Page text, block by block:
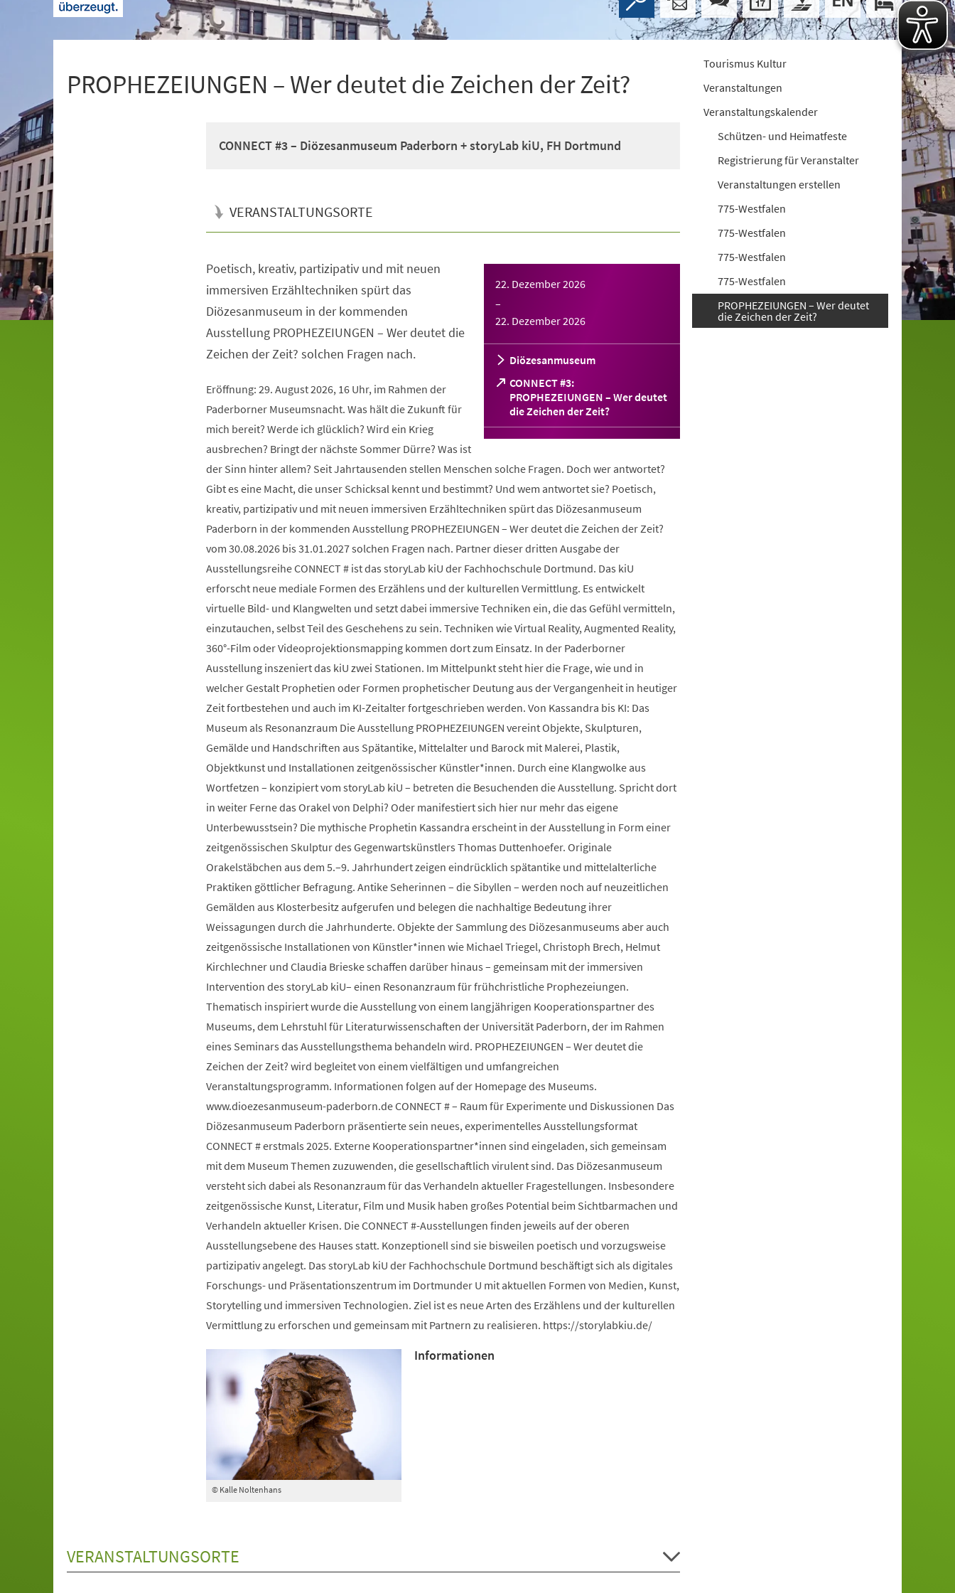
PROPHEZEIUNGEN – Wer deutet die Zeichen der Zeit?
CONNECT #3 – Diözesanmuseum Paderborn + storyLab kiU, FH Dortmund
VERANSTALTUNGSORTE
22. Dezember 2026
–
22. Dezember 2026
Diözesanmuseum
CONNECT #3:
PROPHEZEIUNGEN – Wer deutet
die Zeichen der Zeit?
(Öffnet
in
einem
Tab)
Poetisch, kreativ, partizipativ und mit neuen
immersiven Erzähltechniken spürt das
Diözesanmuseum in der kommenden
Ausstellung PROPHEZEIUNGEN – Wer deutet die
Zeichen der Zeit? solchen Fragen nach.
Eröffnung: 29. August 2026, 16 Uhr, im Rahmen der
Paderborner Museumsnacht. Was hält die Zukunft für
mich bereit? Werde ich glücklich? Wird ein Krieg
ausbrechen? Bringt der nächste Sommer Dürre? Was ist
der Sinn hinter allem? Seit Jahrtausenden stellen Menschen solche Fragen. Doch wer antwortet?
Gibt es eine Macht, die unser Schicksal kennt und bestimmt? Und wem antwortet sie? Poetisch,
kreativ, partizipativ und mit neuen immersiven Erzähltechniken spürt das Diözesanmuseum
Paderborn in der kommenden Ausstellung PROPHEZEIUNGEN – Wer deutet die Zeichen der Zeit?
vom 30.08.2026 bis 31.01.2027 solchen Fragen nach. Partner dieser dritten Ausgabe der
Ausstellungsreihe CONNECT # ist das storyLab kiU der Fachhochschule Dortmund. Das kiU
erforscht neue mediale Formen des Erzählens und der kulturellen Vermittlung. Es entwickelt
virtuelle Bild- und Klangwelten und setzt dabei immersive Techniken ein, die das Gefühl vermitteln,
einzutauchen, selbst Teil des Geschehens zu sein. Techniken wie Virtual Reality, Augmented Reality,
360°-Film oder Videoprojektionsmapping kommen dort zum Einsatz. In der Paderborner
Ausstellung inszeniert das kiU zwei Stationen. Im Mittelpunkt steht hier die Frage, wie und in
welcher Gestalt Prophetien oder Formen prophetischer Deutung aus der Vergangenheit in heutiger
Zeit fortbestehen und auch im KI-Zeitalter fortgeschrieben werden. Von Kassandra bis KI: Das
Museum als Resonanzraum Die Ausstellung PROPHEZEIUNGEN vereint Objekte, Skulpturen,
Gemälde und Handschriften aus Spätantike, Mittelalter und Barock mit Malerei, Plastik,
Objektkunst und Installationen zeitgenössischer Künstler*innen. Durch eine Klangwolke aus
Wortfetzen – konzipiert vom storyLab kiU – betreten die Besuchenden die Ausstellung. Spricht dort
in weiter Ferne das Orakel von Delphi? Oder manifestiert sich hier nur mehr das eigene
Unterbewusstsein? Die mythische Prophetin Kassandra erscheint in der Ausstellung in Form einer
zeitgenössischen Skulptur des Gegenwartskünstlers Thomas Duttenhoefer. Originale
Orakelstäbchen aus dem 5.–9. Jahrhundert zeigen eindrücklich spätantike und mittelalterliche
Praktiken göttlicher Befragung. Antike Seherinnen – die Sibyllen – werden noch auf neuzeitlichen
Gemälden aus Klosterbesitz aufgerufen und belegen die nachhaltige Bedeutung ihrer
Weissagungen durch die Jahrhunderte. Objekte der Sammlung des Diözesanmuseums aber auch
zeitgenössische Installationen von Künstler*innen wie Michael Triegel, Christoph Brech, Helmut
Kirchlechner und Claudia Brieske schaffen darüber hinaus – gemeinsam mit der immersiven
Intervention des storyLab kiU– einen Resonanzraum für frühchristliche Prophezeiungen.
Thematisch inspiriert wurde die Ausstellung von einem langjährigen Kooperationspartner des
Museums, dem Lehrstuhl für Literaturwissenschaften der Universität Paderborn, der im Rahmen
eines Seminars das Ausstellungsthema behandeln wird. PROPHEZEIUNGEN – Wer deutet die
Zeichen der Zeit? wird begleitet von einem vielfältigen und umfangreichen
Veranstaltungsprogramm. Informationen folgen auf der Homepage des Museums.
www.dioezesanmuseum-paderborn.de CONNECT # – Raum für Experimente und Diskussionen Das
Diözesanmuseum Paderborn präsentierte sein neues, experimentelles Ausstellungsformat
CONNECT # erstmals 2025. Externe Kooperationspartner*innen sind eingeladen, sich gemeinsam
mit dem Museum Themen zuzuwenden, die gesellschaftlich virulent sind. Das Diözesanmuseum
versteht sich dabei als Resonanzraum für das Verhandeln aktueller Fragestellungen. Insbesondere
zeitgenössische Kunst, Literatur, Film und Musik haben großes Potential beim Sichtbarmachen und
Verhandeln aktueller Krisen. Die CONNECT #-Ausstellungen finden jeweils auf der oberen
Ausstellungsebene des Hauses statt. Konzeptionell sind sie bisweilen poetisch und vorzugsweise
partizipativ angelegt. Das storyLab kiU der Fachhochschule Dortmund beschäftigt sich als digitales
Forschungs- und Präsentationszentrum im Dortmunder U mit aktuellen Formen von Medien, Kunst,
Storytelling und immersiven Technologien. Ziel ist es neue Arten des Erzählens und der kulturellen
Vermittlung zu erforschen und gemeinsam mit Partnern zu realisieren. https://storylabkiu.de/
© Kalle Noltenhans
Informationen
VERANSTALTUNGSORTE
Tourismus Kultur
Veranstaltungen
Veranstaltungskalender
Schützen- und Heimatfeste
Registrierung für Veranstalter
Veranstaltungen erstellen
775-Westfalen
775-Westfalen
775-Westfalen
775-Westfalen
PROPHEZEIUNGEN – Wer deutet
die Zeichen der Zeit?